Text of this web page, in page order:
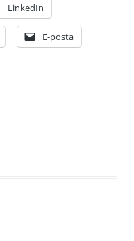
LinkedIn
E-posta